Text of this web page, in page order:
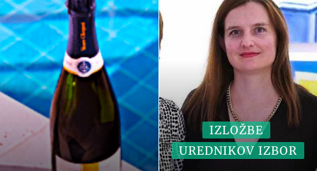
IZLOŽBE
UREDNIKOV IZBOR